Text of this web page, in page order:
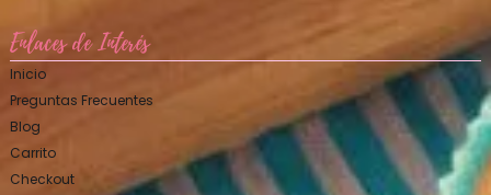
Enlaces de Interés
Inicio
Preguntas Frecuentes
Blog
Carrito
Checkout